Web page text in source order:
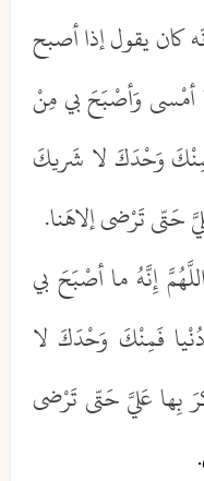
كان يقول إذا أصبح
أمْسى وَأصْبَحَ بي مِنْ
فَمِنْكَ وَحْدَكَ لا شَريكَ
حَتّى تَرْضى إلاهَنا.
إِنَّهُ ما أصْبَحَ بي
فَمِنْكَ وَحْدَكَ لا
بِها عَليَّ حَتّى تَرْضى